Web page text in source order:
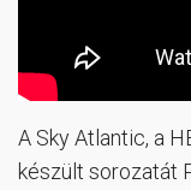
A Sky Atlantic, a
készült sorozatát